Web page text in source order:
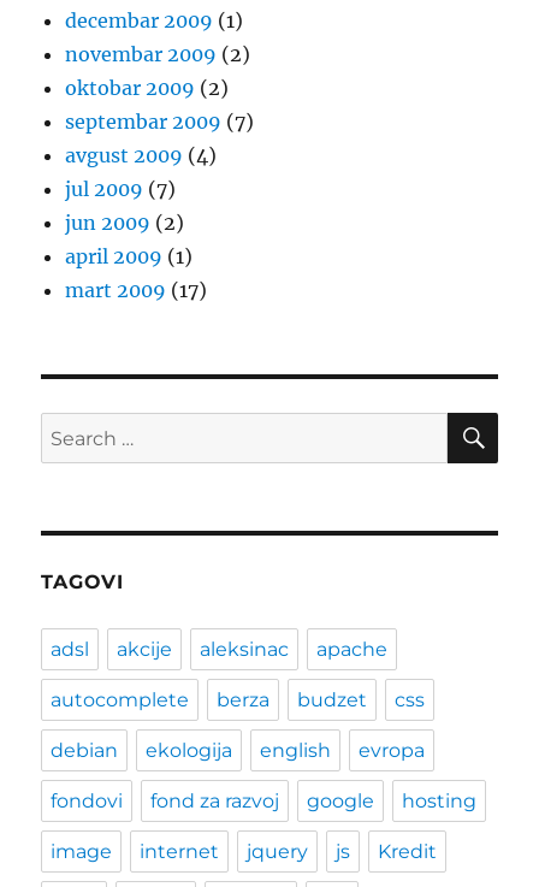
decembar 2009 (1)
novembar 2009 (2)
oktobar 2009 (2)
septembar 2009 (7)
avgust 2009 (4)
jul 2009 (7)
jun 2009 (2)
april 2009 (1)
mart 2009 (17)
Search
for:
TAGOVI
adsl akcije aleksinac apache
autocomplete berza budzet css
debian ekologija english evropa
fondovi fond za razvoj google hosting
image internet jquery js Kredit